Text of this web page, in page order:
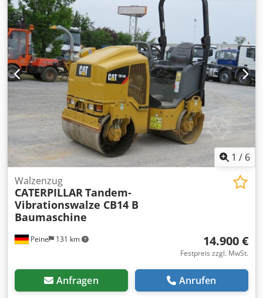
Schütthöhe: 10.960mm Ausstattung: Zentralschmieranlage
Klimaanlage Radio Maschine in technisch und optisch
einwandfreiem Zustand, sofort verfügbar
1 / 6
Peine 131 km
Walzenzug
CATERPILLAR Tandem-
Vibrationswalze CB14 B
Baumaschine
14.900 €
Festpreis zzgl. MwSt.
Anfragen Anrufen